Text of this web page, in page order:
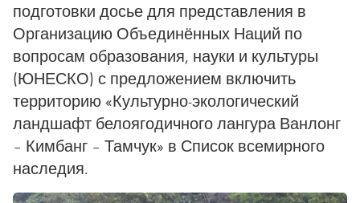
подготовки досье для представления в
Организацию Объединённых Наций по
вопросам образования, науки и культуры
(ЮНЕСКО) с предложением включить
территорию «Культурно-экологический
ландшафт белоягодичного лангура Ванлонг
– Кимбанг – Тамчук» в Список всемирного
наследия.